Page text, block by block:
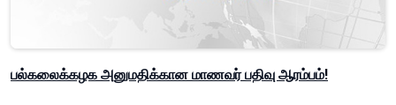
பல்கலைக்கழக அனுமதிக்கான மாணவர் பதிவு ஆரம்பம்!